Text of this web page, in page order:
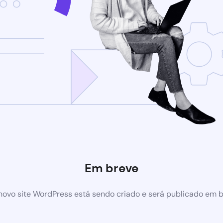
Em breve
site WordPress está sendo criado e será publicado em